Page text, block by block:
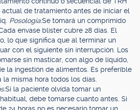
de tratamiento antes de iniciar el
Posología:Se tomará un comprimido
envase blíster cubre 28 días. El
lo que significa que al terminar un
con el siguiente sin interrupción. Los
sin masticar, con algo de líquido,
la ingestión de alimentos. Es preferible
misma hora todos los días.
Si la paciente olvida tomar un
debe tomarse cuanto antes. Si